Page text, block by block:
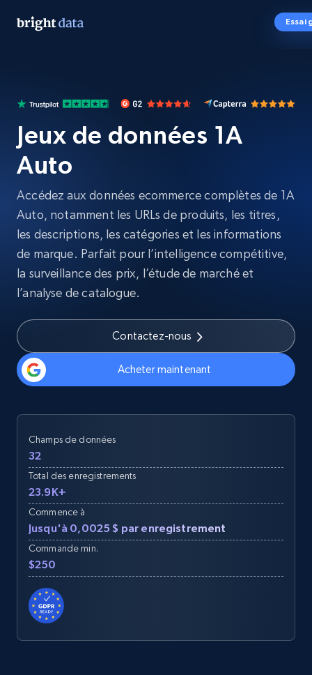
Essai
Jeux de données 1A
Auto
Accédez aux données ecommerce complètes de 1A
Auto, notamment les URLs de produits, les titres,
les descriptions, les catégories et les informations
de marque. Parfait pour l’intelligence compétitive,
la surveillance des prix, l’étude de marché et
l’analyse de catalogue.
Contactez-nous
Acheter maintenant
Champs de données
32
Total des enregistrements
23.9K+
Commence à
Jusqu'à 0,0025 $ par enregistrement
Commande min.
$250